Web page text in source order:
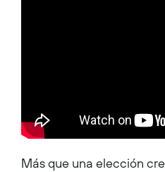
Más que una elección